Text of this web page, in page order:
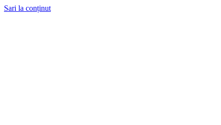
Sari la conținut